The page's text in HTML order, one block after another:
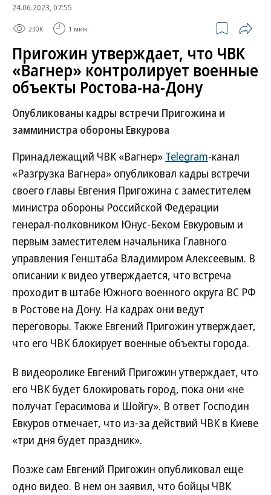
24.06.2023, 07:55
230K 1 мин.
Пригожин утверждает, что ЧВК
«Вагнер» контролирует военные
объекты Ростова-на-Дону
Опубликованы кадры встречи Пригожина и
замминистра обороны Евкурова
Принадлежащий ЧВК «Вагнер» Telegram-канал
«Разгрузка Вагнера» опубликовал кадры встречи
своего главы Евгения Пригожина с заместителем
министра обороны Российской Федерации
генерал-полковником Юнус-Беком Евкуровым и
первым заместителем начальника Главного
управления Генштаба Владимиром Алексеевым. В
описании к видео утверждается, что встреча
проходит в штабе Южного военного округа ВС РФ
в Ростове на Дону. На кадрах они ведут
переговоры. Также Евгений Пригожин утверждает,
что его ЧВК блокирует военные объекты города.
В видеоролике Евгений Пригожин утверждает, что
его ЧВК будет блокировать город, пока они «не
получат Герасимова и Шойгу». В ответ Господин
Евкуров отмечает, что из-за действий ЧВК в Киеве
«три дня будет праздник».
Позже сам Евгений Пригожин опубликовал еще
одно видео. В нем он заявил, что бойцы ЧВК